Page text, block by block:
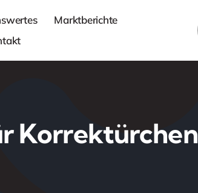
Marktberichte
Korrektürchen